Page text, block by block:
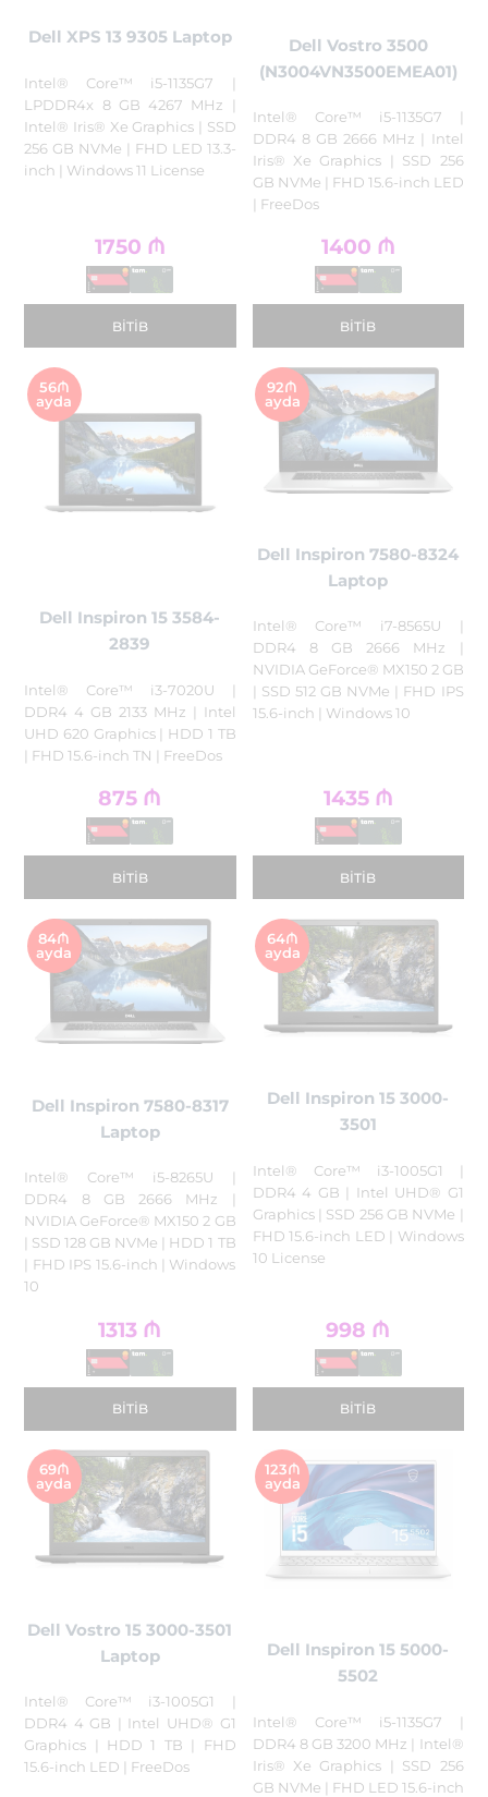
Dell XPS 13 9305 Laptop
Intel® Core™ i5-1135G7 |
LPDDR4x 8 GB 4267 MHz |
Intel® Iris® Xe Graphics | SSD
256 GB NVMe | FHD LED 13.3-
inch | Windows 11 License
1750 ₼
BITIB
Dell Vostro 3500
(N3004VN3500EMEA01)
Intel® Core™ i5-1135G7 |
DDR4 8 GB 2666 MHz | Intel
Iris® Xe Graphics | SSD 256
GB NVMe | FHD 15.6-inch LED
| FreeDos
1400 ₼
BITIB
56₼
ayda
Dell Inspiron 15 3584-
2839
Intel® Core™ i3-7020U |
DDR4 4 GB 2133 MHz | Intel
UHD 620 Graphics | HDD 1 TB
| FHD 15.6-inch TN | FreeDos
875 ₼
BITIB
92₼
ayda
Dell Inspiron 7580-8324
Laptop
Intel® Core™ i7-8565U |
DDR4 8 GB 2666 MHz |
NVIDIA GeForce® MX150 2 GB
| SSD 512 GB NVMe | FHD IPS
15.6-inch | Windows 10
1435 ₼
BITIB
84₼
ayda
Dell Inspiron 7580-8317
Laptop
Intel® Core™ i5-8265U |
DDR4 8 GB 2666 MHz |
NVIDIA GeForce® MX150 2 GB
| SSD 128 GB NVMe | HDD 1 TB
| FHD IPS 15.6-inch | Windows
10
1313 ₼
BITIB
64₼
ayda
Dell Inspiron 15 3000-
3501
Intel® Core™ i3-1005G1 |
DDR4 4 GB | Intel UHD® G1
Graphics | SSD 256 GB NVMe |
FHD 15.6-inch LED | Windows
10 License
998 ₼
BITIB
69₼
ayda
Dell Vostro 15 3000-3501
Laptop
Intel® Core™ i3-1005G1 |
DDR4 4 GB | Intel UHD® G1
Graphics | HDD 1 TB | FHD
15.6-inch LED | FreeDos
123₼
ayda
Dell Inspiron 15 5000-
5502
Intel® Core™ i5-1135G7 |
DDR4 8 GB 3200 MHz | Intel®
Iris® Xe Graphics | SSD 256
GB NVMe | FHD LED 15.6-inch